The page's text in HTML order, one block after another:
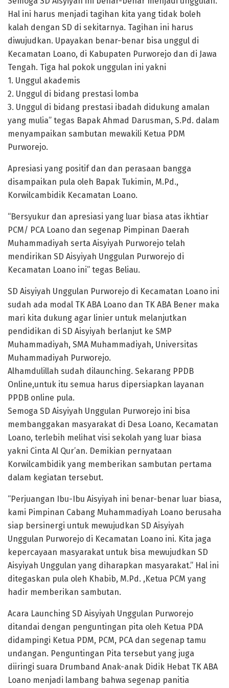
Hal ini harus menjadi tagihan kita yang tidak boleh
kalah dengan SD di sekitarnya. Tagihan ini harus
diwujudkan. Upayakan benar-benar bisa unggul di
Kecamatan Loano, di Kabupaten Purworejo dan di Jawa
Tengah. Tiga hal pokok unggulan ini yakni
1. Unggul akademis
2. Unggul di bidang prestasi lomba
3. Unggul di bidang prestasi ibadah didukung amalan
yang mulia” tegas Bapak Ahmad Darusman, S.Pd. dalam
menyampaikan sambutan mewakili Ketua PDM
Purworejo.
Apresiasi yang positif dan dan perasaan bangga
disampaikan pula oleh Bapak Tukimin, M.Pd.,
Korwilcambidik Kecamatan Loano.
“Bersyukur dan apresiasi yang luar biasa atas ikhtiar
PCM/ PCA Loano dan segenap Pimpinan Daerah
Muhammadiyah serta Aisyiyah Purworejo telah
mendirikan SD Aisyiyah Unggulan Purworejo di
Kecamatan Loano ini” tegas Beliau.
SD Aisyiyah Unggulan Purworejo di Kecamatan Loano ini
sudah ada modal TK ABA Loano dan TK ABA Bener maka
mari kita dukung agar linier untuk melanjutkan
pendidikan di SD Aisyiyah berlanjut ke SMP
Muhammadiyah, SMA Muhammadiyah, Universitas
Muhammadiyah Purworejo.
Alhamdulillah sudah dilaunching. Sekarang PPDB
Online,untuk itu semua harus dipersiapkan layanan
PPDB online pula.
Semoga SD Aisyiyah Unggulan Purworejo ini bisa
membanggakan masyarakat di Desa Loano, Kecamatan
Loano, terlebih melihat visi sekolah yang luar biasa
yakni Cinta Al Qur’an. Demikian pernyataan
Korwilcambidik yang memberikan sambutan pertama
dalam kegiatan tersebut.
“Perjuangan Ibu-Ibu Aisyiyah ini benar-benar luar biasa,
kami Pimpinan Cabang Muhammadiyah Loano berusaha
siap bersinergi untuk mewujudkan SD Aisyiyah
Unggulan Purworejo di Kecamatan Loano ini. Kita jaga
kepercayaan masyarakat untuk bisa mewujudkan SD
Aisyiyah Unggulan yang diharapkan masyarakat.” Hal ini
ditegaskan pula oleh Khabib, M.Pd. ,Ketua PCM yang
hadir memberikan sambutan.
Acara Launching SD Aisyiyah Unggulan Purworejo
ditandai dengan penguntingan pita oleh Ketua PDA
didampingi Ketua PDM, PCM, PCA dan segenap tamu
undangan. Penguntingan Pita tersebut yang juga
diiringi suara Drumband Anak-anak Didik Hebat TK ABA
Loano menjadi lambang bahwa segenap panitia